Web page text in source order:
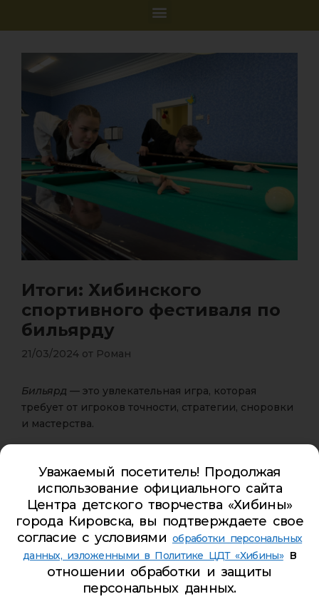
Итоги: Хибинского
спортивного фестиваля по
бильярду
21/03/2024 от Роман
Бильярд — это увлекательная игра, которая
требует от игроков точности, стратегии, сноровки
и мастерства.
города Кировска состоялся муниципальный
турнир по американскому пулу и
русскомубильярду в рамках XXIII Хибинского
спортивного фестиваля.
По итогам турнира место распределились
следующим образом:
бильярд
Уважаемый посетитель! Продолжая
использование официального сайта
Центра детского творчества «Хибины»
города Кировска, вы подтверждаете свое
согласие с условиями обработки персональных
данных, изложенными в Политике ЦДТ «Хибины»в
отношении обработки и защиты
персональных данных.